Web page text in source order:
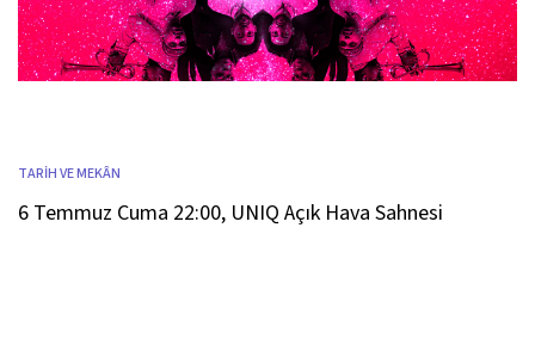
TARİH VE MEKÂN
6 Temmuz Cuma 22:00, UNIQ Açık Hava Sahnesi